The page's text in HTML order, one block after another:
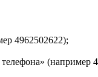
4962502622);
(например